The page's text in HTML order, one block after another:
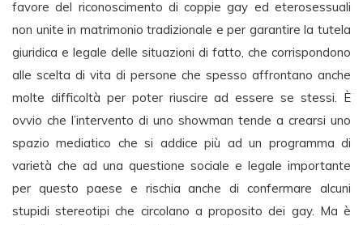
favore del riconoscimento di coppie gay ed eterosessuali
non unite in matrimonio tradizionale e per garantire la tutela
giuridica e legale delle situazioni di fatto, che corrispondono
alle scelta di vita di persone che spesso affrontano anche
molte difficoltà per poter riuscire ad essere se stessi. È
ovvio che l’intervento di uno showman tende a crearsi uno
spazio mediatico che si addice più ad un programma di
varietà che ad una questione sociale e legale importante
per questo paese e rischia anche di confermare alcuni
stupidi stereotipi che circolano a proposito dei gay. Ma è